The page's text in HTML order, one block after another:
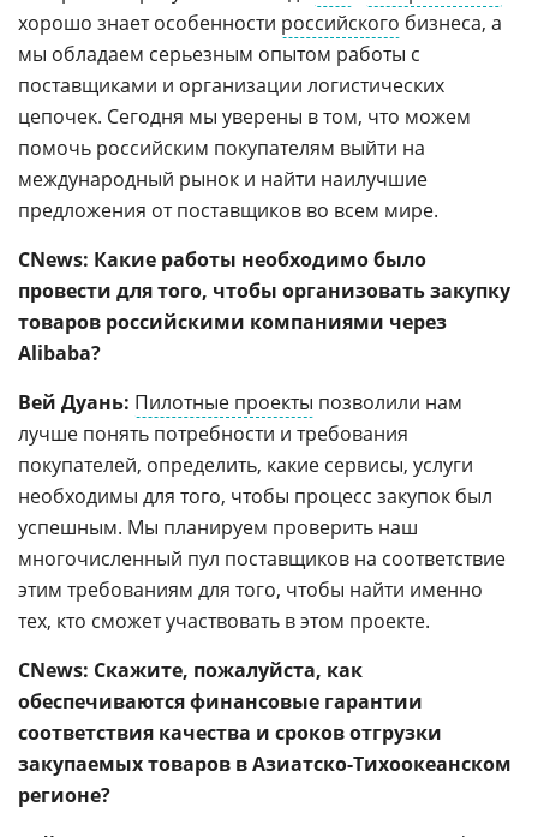
хорошо знает особенности российского бизнеса, а
мы обладаем серьезным опытом работы с
поставщиками и организации логистических
цепочек. Сегодня мы уверены в том, что можем
помочь российским покупателям выйти на
международный рынок и найти наилучшие
предложения от поставщиков во всем мире.
CNews: Какие работы необходимо было
провести для того, чтобы организовать закупку
товаров российскими компаниями через
Alibaba?
Вей Дуань: Пилотные проекты позволили нам
лучше понять потребности и требования
покупателей, определить, какие сервисы, услуги
необходимы для того, чтобы процесс закупок был
успешным. Мы планируем проверить наш
многочисленный пул поставщиков на соответствие
этим требованиям для того, чтобы найти именно
тех, кто сможет участвовать в этом проекте.
CNews: Скажите, пожалуйста, как
обеспечиваются финансовые гарантии
соответствия качества и сроков отгрузки
закупаемых товаров в Азиатско-Тихоокеанском
регионе?